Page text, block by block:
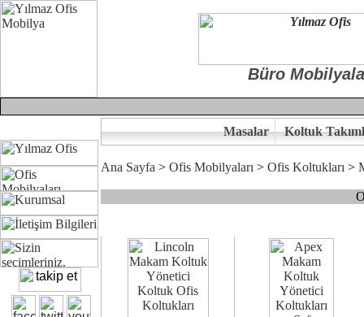
Büro
Ofisinizin dekorasyonunda ergonomi ve kaliteye önem
Çünkü sitemizde bulunan seçkin bürosit, goldsit ve modern
Size yakışan ofis koltuk tasarımına gelin birlikte karar verelim.
Kalite ve ergonomiyi arıyanların tercihi...Yılmaz Büro Mobilya
Masalar Koltuk
Ana Sayfa > Ofis Mobilyaları > Ofis Koltukları >